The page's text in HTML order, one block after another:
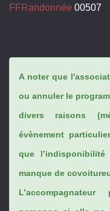
FFRandonnée 00507
A noter que
ou annuler le
divers raisons
évènement
que
manque de